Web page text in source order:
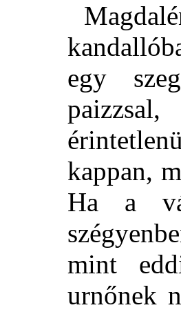
egy
kappan,
Ha a
mint
urnőnek